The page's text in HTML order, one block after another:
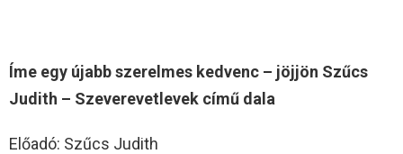
Íme egy újabb szerelmes kedvenc – jöjjön Szűcs
Judith – Szeverevetlevek című dala
Előadó: Szűcs Judith